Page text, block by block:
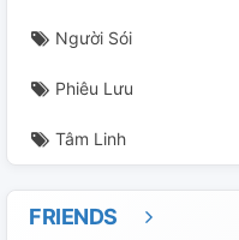
Chương 28
Chương 29
Chương 30
Người Sói
Phiêu Lưu
Tâm Linh
FRIENDS